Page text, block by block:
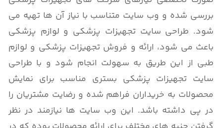
بررسی شده و وب سایت متناسب با نیاز آن ها تهیه می
شود. طراحی سایت تجهیزات پزشکی و لوازم پزشکی
باعث می شود، ارائه و فروش تجهیزات پزشکی و لوازم
طبی از این طریق به سهولت انجام شود و با طراحی
سایت تجهیزات پزشکی بستری مناسب برای نمایش
محصولات به خریداران فراهم شده و رضایت مشتریان را
در پی داشته باشد. این وب سایت ها نیازمند در نظر